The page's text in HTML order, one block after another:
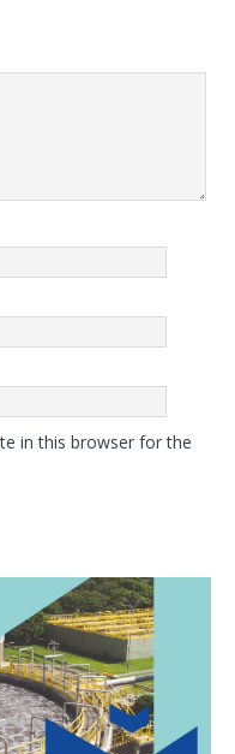
in this browser for the